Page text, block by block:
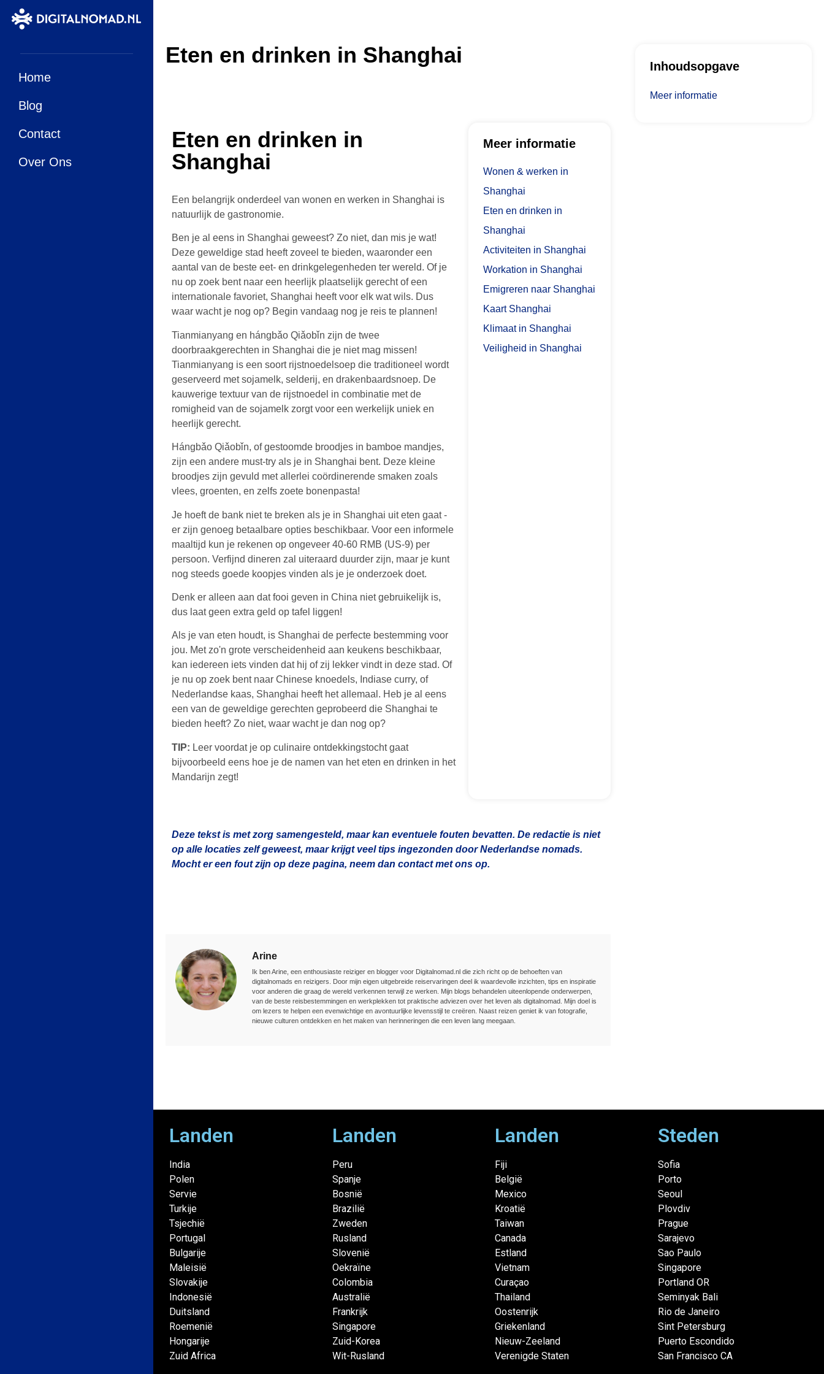
Home
Blog
Contact
Over Ons
Eten en drinken in Shanghai
Eten en drinken in
Shanghai
Een belangrijk onderdeel van wonen en werken in Shanghai is
natuurlijk de gastronomie.
Ben je al eens in Shanghai geweest? Zo niet, dan mis je wat!
Deze geweldige stad heeft zoveel te bieden, waaronder een
aantal van de beste eet- en drinkgelegenheden ter wereld. Of je
nu op zoek bent naar een heerlijk plaatselijk gerecht of een
internationale favoriet, Shanghai heeft voor elk wat wils. Dus
waar wacht je nog op? Begin vandaag nog je reis te plannen!
Tianmianyang en hángbǎo Qiǎobǐn zijn de twee
doorbraakgerechten in Shanghai die je niet mag missen!
Tianmianyang is een soort rijstnoedelsoep die traditioneel wordt
geserveerd met sojamelk, selderij, en drakenbaardsnoep. De
kauwerige textuur van de rijstnoedel in combinatie met de
romigheid van de sojamelk zorgt voor een werkelijk uniek en
heerlijk gerecht.
Hángbǎo Qiǎobǐn, of gestoomde broodjes in bamboe mandjes,
zijn een andere must-try als je in Shanghai bent. Deze kleine
broodjes zijn gevuld met allerlei coördinerende smaken zoals
vlees, groenten, en zelfs zoete bonenpasta!
Je hoeft de bank niet te breken als je in Shanghai uit eten gaat -
er zijn genoeg betaalbare opties beschikbaar. Voor een informele
maaltijd kun je rekenen op ongeveer 40-60 RMB (US-9) per
persoon. Verfijnd dineren zal uiteraard duurder zijn, maar je kunt
nog steeds goede koopjes vinden als je je onderzoek doet.
Denk er alleen aan dat fooi geven in China niet gebruikelijk is,
dus laat geen extra geld op tafel liggen!
Als je van eten houdt, is Shanghai de perfecte bestemming voor
jou. Met zo'n grote verscheidenheid aan keukens beschikbaar,
kan iedereen iets vinden dat hij of zij lekker vindt in deze stad. Of
je nu op zoek bent naar Chinese knoedels, Indiase curry, of
Nederlandse kaas, Shanghai heeft het allemaal. Heb je al eens
een van de geweldige gerechten geprobeerd die Shanghai te
bieden heeft? Zo niet, waar wacht je dan nog op?
TIP: Leer voordat je op culinaire ontdekkingstocht gaat
bijvoorbeeld eens hoe je de namen van het eten en drinken in het
Mandarijn zegt!
Meer informatie
Wonen & werken in
Shanghai
Eten en drinken in
Shanghai
Activiteiten in Shanghai
Workation in Shanghai
Emigreren naar Shanghai
Kaart Shanghai
Klimaat in Shanghai
Veiligheid in Shanghai
Deze tekst is met zorg samengesteld, maar kan eventuele fouten bevatten. De redactie is niet
op alle locaties zelf geweest, maar krijgt veel tips ingezonden door Nederlandse nomads.
Mocht er een fout zijn op deze pagina, neem dan contact met ons op.
Arine
Ik ben Arine, een enthousiaste reiziger en blogger voor Digitalnomad.nl die zich richt op de behoeften van
digitalnomads en reizigers. Door mijn eigen uitgebreide reiservaringen deel ik waardevolle inzichten, tips en inspiratie
voor anderen die graag de wereld verkennen terwijl ze werken. Mijn blogs behandelen uiteenlopende onderwerpen,
van de beste reisbestemmingen en werkplekken tot praktische adviezen over het leven als digitalnomad. Mijn doel is
om lezers te helpen een evenwichtige en avontuurlijke levensstijl te creëren. Naast reizen geniet ik van fotografie,
nieuwe culturen ontdekken en het maken van herinneringen die een leven lang meegaan.
Inhoudsopgave
Meer informatie
Landen
India
Polen
Servie
Turkije
Tsjechië
Portugal
Bulgarije
Maleisië
Slovakije
Indonesië
Duitsland
Roemenië
Hongarije
Zuid Africa
Landen
Peru
Spanje
Bosnië
Brazilië
Zweden
Rusland
Slovenië
Oekraïne
Colombia
Australië
Frankrijk
Singapore
Zuid-Korea
Wit-Rusland
Landen
Fiji
België
Mexico
Kroatië
Taiwan
Canada
Estland
Vietnam
Curaçao
Thailand
Oostenrijk
Griekenland
Nieuw-Zeeland
Verenigde Staten
Steden
Sofia
Porto
Seoul
Plovdiv
Prague
Sarajevo
Sao Paulo
Singapore
Portland OR
Seminyak Bali
Rio de Janeiro
Sint Petersburg
Puerto Escondido
San Francisco CA